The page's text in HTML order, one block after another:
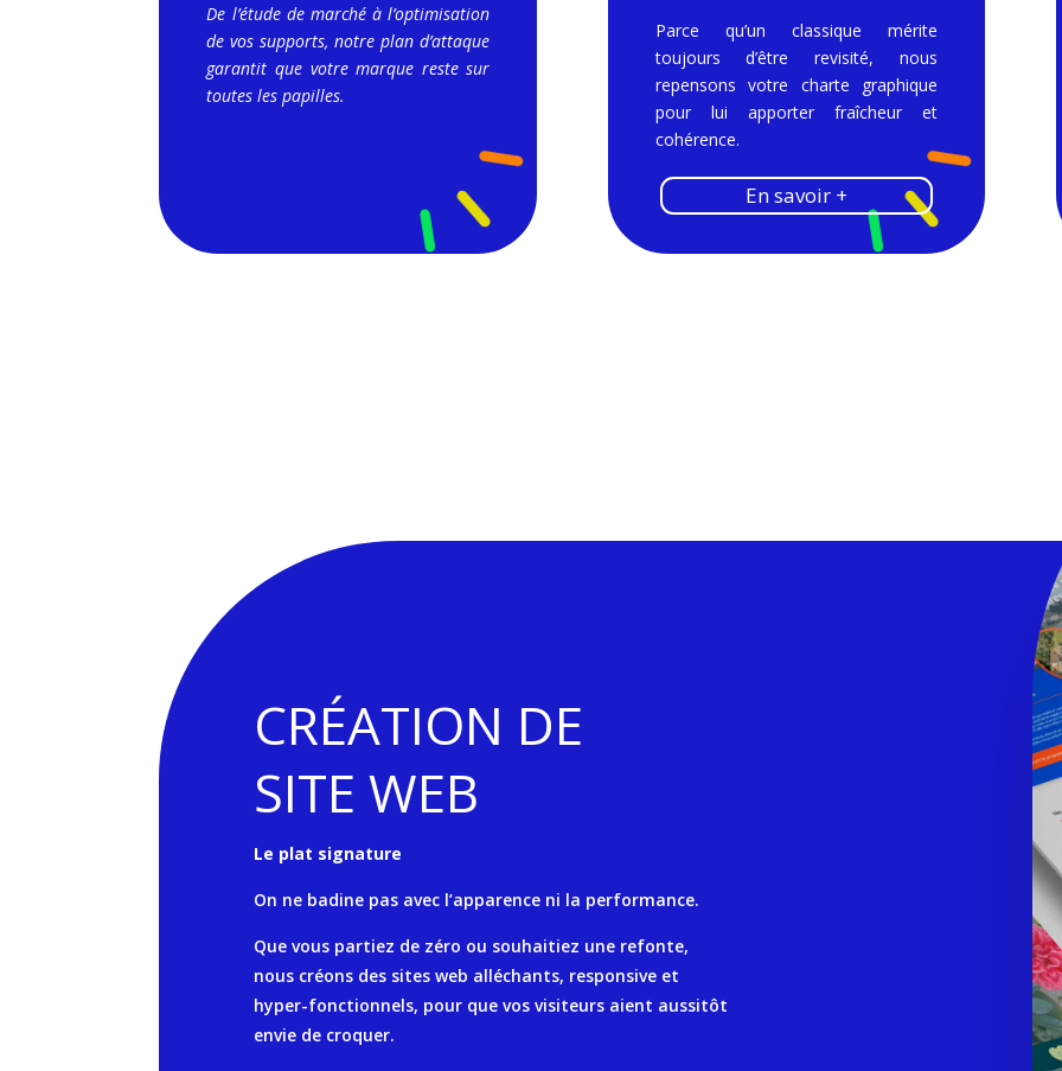
De l’étude de marché à l’optimisation
de vos supports, notre plan d’attaque
garantit que votre marque reste sur
toutes les papilles.
Parce qu’un classique mérite
toujours d’être revisité, nous
repensons votre charte graphique
pour lui apporter fraîcheur et
cohérence.
En savoir +
CRÉATION DE
SITE WEB
Le plat signature
On ne badine pas avec l’apparence ni la performance.
Que vous partiez de zéro ou souhaitiez une refonte,
nous créons des sites web alléchants, responsive et
hyper-fonctionnels, pour que vos visiteurs aient aussitôt
envie de croquer.